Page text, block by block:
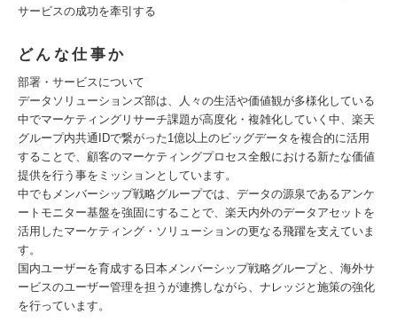
サービスの成功を牽引する
どんな仕事か
部署・サービスについて
データソリューションズ部は、人々の生活や価値観が多様化している
中でマーケティングリサーチ課題が高度化・複雑化していく中、楽天
グループ内共通IDで繋がった1億以上のビッグデータを複合的に活用
することで、顧客のマーケティングプロセス全般における新たな価値
提供を行う事をミッションとしています。
中でもメンバーシップ戦略グループでは、データの源泉であるアンケ
ートモニター基盤を強固にすることで、楽天内外のデータアセットを
活用したマーケティング・ソリューションの更なる飛躍を支えていま
す。
国内ユーザーを育成する日本メンバーシップ戦略グループと、海外サ
ービスのユーザー管理を担うが連携しながら、ナレッジと施策の強化
を行っています。